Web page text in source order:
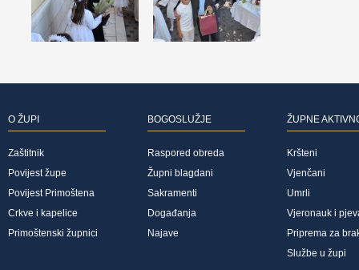
O ŽUPI
Zaštitnik
Povijest župe
Povijest Primoštena
Crkve i kapelice
Primoštenski župnici
BOGOSLUŽJE
Raspored obreda
Župni blagdani
Sakramenti
Događanja
Najave
ŽUPNE
Kršteni
Vjenčani
Umrli
Vjeronauk i
Priprema za
Službe u župi